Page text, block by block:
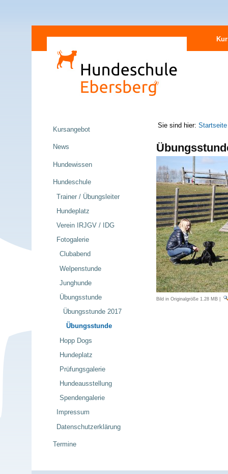
zum
Inhalt
Direkt
Navigation
Sie sind hier: Startseite
Bild in Originalgröße 1.28 MB|
Kursangebot
News
Hundewissen
Hundeschule
Trainer / Übungsleiter
Hundeplatz
Verein IRJGV / IDG
Fotogalerie
Clubabend
Welpenstunde
Junghunde
Übungsstunde
Übungsstunde 2017
Übungsstunde
Hopp Dogs
Hundeplatz
Prüfungsgalerie
Hundeausstellung
Spendengalerie
Impressum
Datenschutzerklärung
Termine